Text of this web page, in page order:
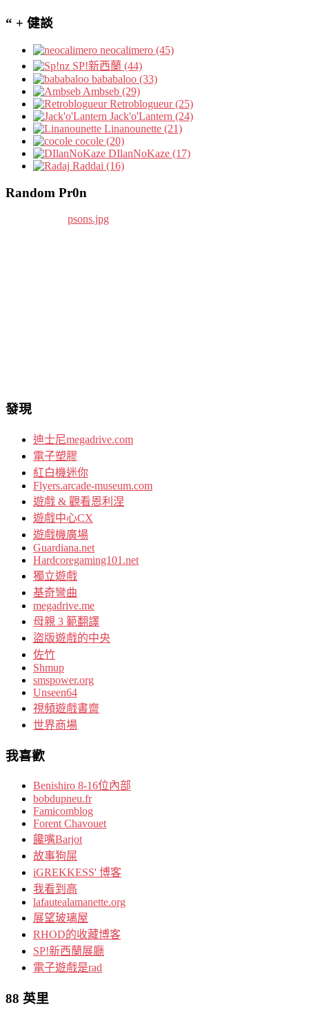
“ + 健談
neocalimero (45)
SP!新西蘭 (44)
bababaloo (33)
Ambseb (29)
Retroblogueur (25)
Jack'o'Lantern (24)
Linanounette (21)
cocole (20)
DIlanNoKaze (17)
Raddai (16)
Random Pr0n
發現
迪士尼megadrive.com
電子塑膠
紅白機迷你
Flyers.arcade-museum.com
遊戲 & 觀看恩利涅
遊戲中心CX
遊戲機廣場
Guardiana.net
Hardcoregaming101.net
獨立遊戲
基奇彎曲
megadrive.me
母親 3 範翻譯
盜版遊戲的中央
佐竹
Shmup
smspower.org
Unseen64
視頻遊戲書齋
世界商場
我喜歡
Benishiro 8-16位內部
bobdupneu.fr
Famicomblog
Forent Chavouet
饞嘴Barjot
故事狗屎
iGREKKESS' 博客
我看到高
lafautealamanette.org
展望玻璃屋
RHOD的收藏博客
SP!新西蘭展廳
電子遊戲是rad
88 英里